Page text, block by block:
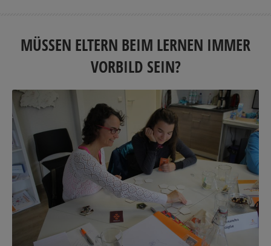
MÜSSEN ELTERN BEIM LERNEN IMMER
VORBILD SEIN?